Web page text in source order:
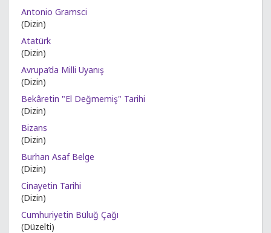
Antonio Gramsci
(Dizin)
Atatürk
(Dizin)
Avrupa’da Milli Uyanış
(Dizin)
Bekâretin "El Değmemiş" Tarihi
(Dizin)
Bizans
(Dizin)
Burhan Asaf Belge
(Dizin)
Cinayetin Tarihi
(Dizin)
Cumhuriyetin Büluğ Çağı
(Düzelti)